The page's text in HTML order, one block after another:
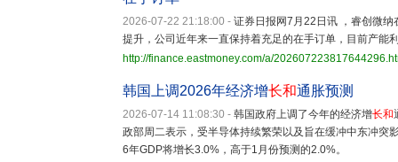
2026-07-22 21:18:00 - 证券日报网7月22日讯 ，睿创微
提升，公司近年来一直保持着充足的在手订单，目前产能
http://finance.eastmoney.com/a/
韩国上调2026年经济增长和通胀预测
2026-07-14 11:08:30 - 韩国政府上调了今年的经济增长和
政部周二表示，受半导体持续繁荣以及旨在缓冲中东冲突
6年GDP将增长3.0%，高于1月份预测的2.0%。